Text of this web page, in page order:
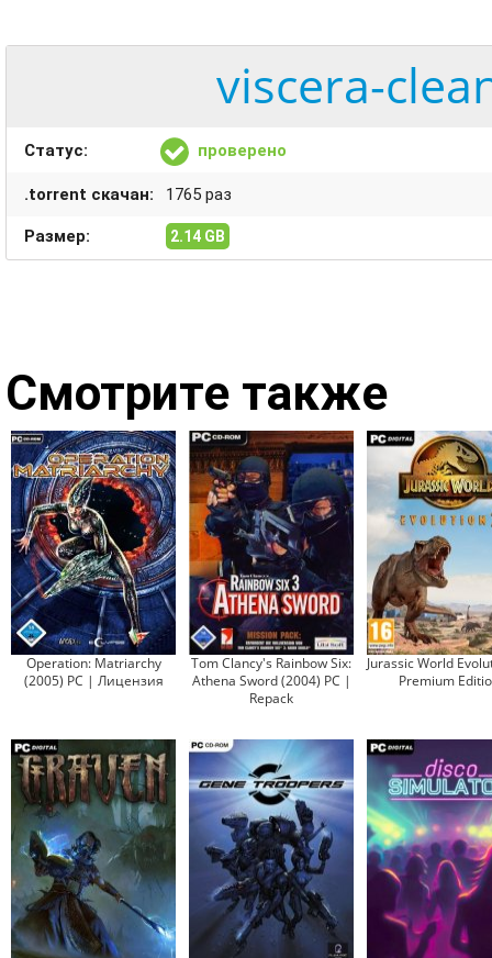
viscera-
Статус: проверено
.torrent скачан: 1765 раз
Размер: 2.14 GB
Смотрите также
Operation: Matriarchy
(2005) PC | Лицензия
Tom Clancy's Rainbow Six:
Athena Sword (2004) PC |
Repack
Jurassic World
Premium